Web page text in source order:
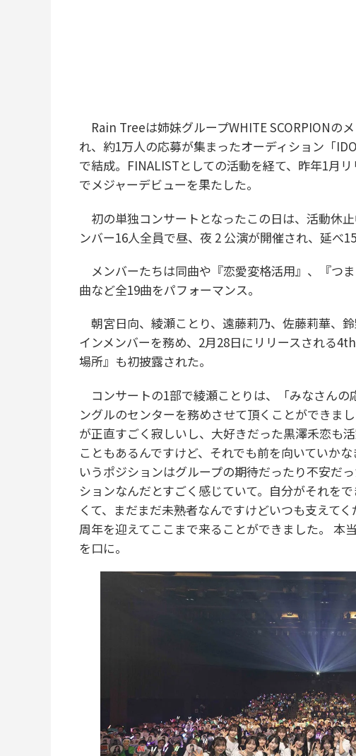
Rain Treeは姉妹グループWHITE SCORPIONの
れ、約1万人の応募が集まったオーディション「
で結成。FINALISTとしての活動を経て、昨年1月
でメジャーデビューを果たした。
初の単独コンサートとなったこの日は、活動休
ンバー16人全員で昼、夜 2 公演が開催され、延べ
メンバーたちは同曲や『恋愛変格活用』、『つ
曲など全19曲をパフォーマンス。
朝宮日向、綾瀬ことり、遠藤莉乃、佐藤莉華、
インメンバーを務め、2月28日にリリースされる
場所』も初披露された。
コンサートの1部で綾瀬ことりは、「みなさん
ングルのセンターを務めさせて頂くことができま
が正直すごく寂しいし、大好きだった黒澤禾恋も
こともあるんですけど、それでも前を向いていか
いうポジションはグループの期待だったり不安だ
ションなんだとすごく感じていて。自分がそれを
くて、まだまだ未熟者なんですけどいつも支えて
周年を迎えてここまで来ることができました。 本
を口に。